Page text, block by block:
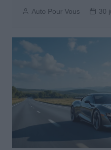
Auto Pour Vous 30